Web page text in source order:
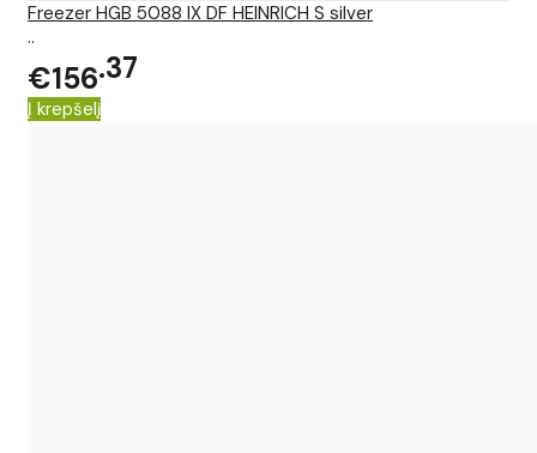
Freezer HGB 5088 IX DF HEINRICH S silver
..
€156 37
Į krepšelį